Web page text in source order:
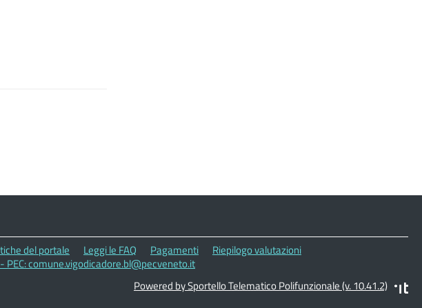
del portale Leggi le FAQ Pagamenti
Riepilogo valutazioni
comune.vigodicadore.bl@pecveneto.it
Powered by Sportello Telematico Polifunzionale (v. 10.41.2)